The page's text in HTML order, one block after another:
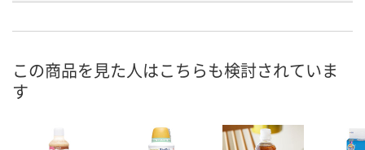
HK49137 AX78195 EX77499
在庫 直送品 8点 1点
お届け日
この商品を見た人はこちらも検討されていま
す